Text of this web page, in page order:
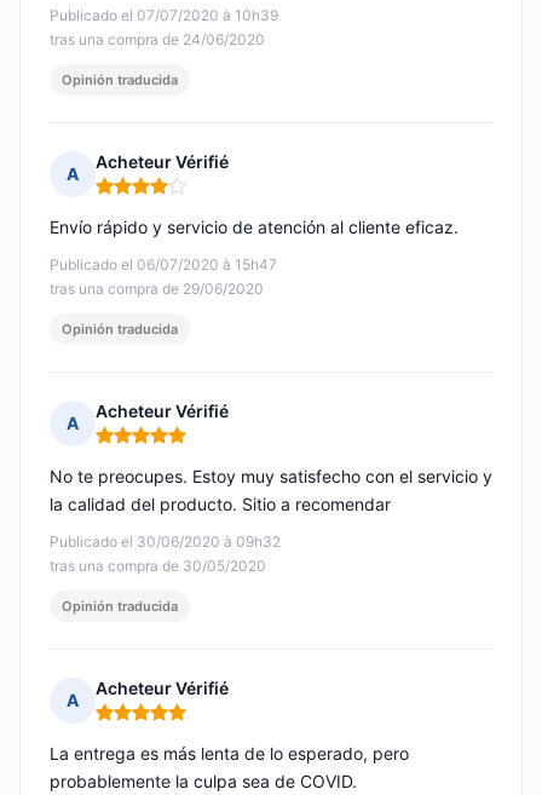
Publicado el 07/07/2020 à 10h39
tras una compra de 24/06/2020
Opinión traducida
A
Acheteur Vérifié
Nota: 4 de 5
Publicado el 06/07/2020 à 15h47
tras una compra de 29/06/2020
Envío rápido y servicio de atención al cliente eficaz.
Opinión traducida
A
Acheteur Vérifié
Nota: 5 de 5
Publicado el 30/06/2020 à 09h32
tras una compra de 30/05/2020
No te preocupes. Estoy muy satisfecho con el servicio y
la calidad del producto. Sitio a recomendar
Opinión traducida
A
Acheteur Vérifié
Nota: 5 de 5
La entrega es más lenta de lo esperado, pero
probablemente la culpa sea de COVID.